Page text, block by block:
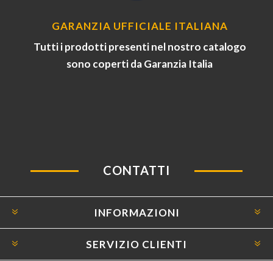
GARANZIA UFFICIALE ITALIANA
Tutti i prodotti presenti nel nostro catalogo
sono coperti da Garanzia Italia
CONTATTI
INFORMAZIONI
SERVIZIO CLIENTI